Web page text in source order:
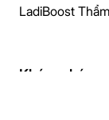
LadiBoost
Khám phá